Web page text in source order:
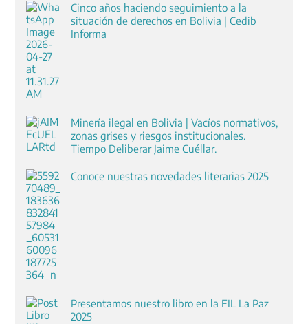
Cinco años haciendo seguimiento a la
situación de derechos en Bolivia | Cedib
Informa
Minería ilegal en Bolivia | Vacíos normativos,
zonas grises y riesgos institucionales.
Tiempo Deliberar Jaime Cuéllar.
Conoce nuestras novedades literarias 2025
Presentamos nuestro libro en la FIL La Paz
2025